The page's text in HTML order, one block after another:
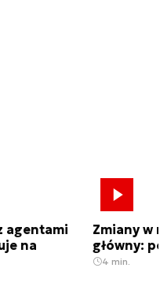
agentami
na
Zmiany w
główny:
4 min.